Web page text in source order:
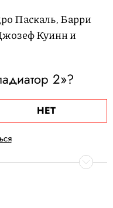
Паскаль, Барри
Куинн и
2»?
НЕТ